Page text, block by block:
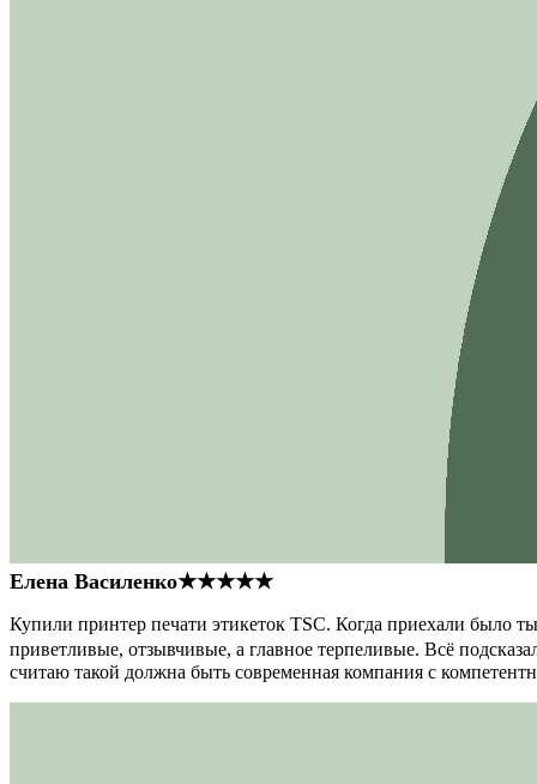
Елена Василенко★★★★★
Купили принтер печати этикеток TSC. Когда приехали было
приветливые, отзывчивые, а главное терпеливые. Всё
считаю такой должна быть современная компания с